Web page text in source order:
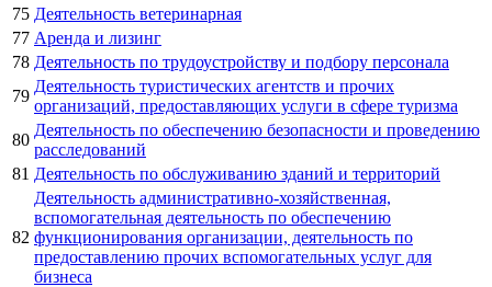
75 Деятельность ветеринарная
77 Аренда и лизинг
78 Деятельность по трудоустройству и подбору персонала
79
Деятельность туристических агентств и прочих
организаций, предоставляющих услуги в сфере туризма
80
Деятельность по обеспечению безопасности и проведению
расследований
81 Деятельность по обслуживанию зданий и территорий
82
Деятельность административно-хозяйственная,
вспомогательная деятельность по обеспечению
функционирования организации, деятельность по
предоставлению прочих вспомогательных услуг для
бизнеса